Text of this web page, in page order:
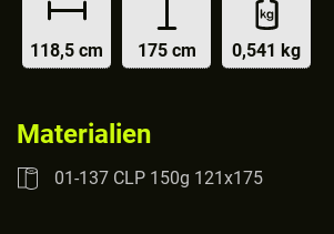
118,5 cm 175 cm 0,541 kg
Materialien
01-137 CLP 150g 121x175